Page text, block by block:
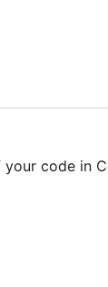
code in